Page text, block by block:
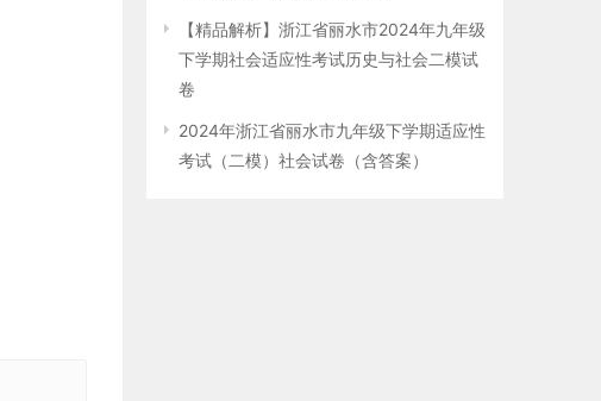
【精品解析】浙江省丽水市2024年九年级
下学期社会适应性考试历史与社会二模试
卷
2024年浙江省丽水市九年级下学期适应性
考试（二模）社会试卷（含答案）